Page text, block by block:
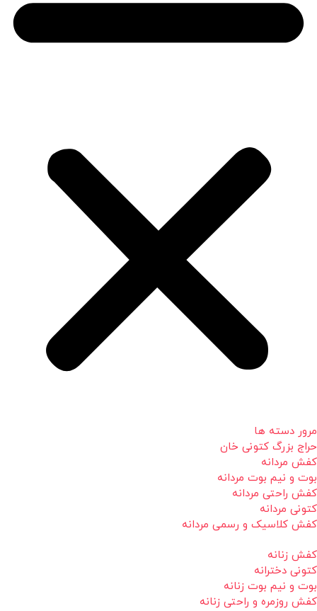
مرور دسته ها
حراج بزرگ کتونی خان
کفش مردانه
بوت و نیم بوت مردانه
کفش راحتی مردانه
کتونی مردانه
کفش کلاسیک و رسمی مردانه
کفش زنانه
کتونی دخترانه
بوت و نیم بوت زنانه
کفش روزمره و راحتی زنانه